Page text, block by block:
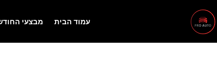
מבצעי עמוד הבית